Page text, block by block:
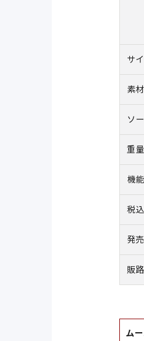
サ
素材
ソ
重量
機能
税
発
販路
ム